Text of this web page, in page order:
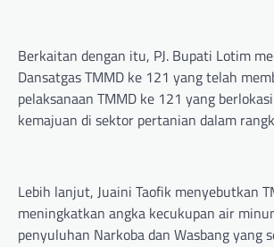
Berkaitan dengan itu, PJ. Bupati Lotim
Dansatgas TMMD ke 121 yang telah
pelaksanaan TMMD ke 121 yang
kemajuan di sektor pertanian dalam
Lebih lanjut, Juaini Taofik menyebutkan
meningkatkan angka kecukupan air
penyuluhan Narkoba dan Wasbang yang